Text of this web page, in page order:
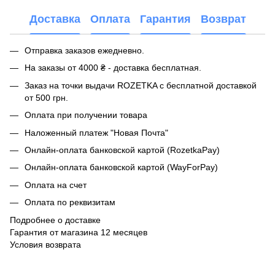
Доставка Оплата Гарантия Возврат
Отправка заказов ежедневно.
На заказы от 4000 ₴ - доставка бесплатная.
Заказ на точки выдачи ROZETKA с бесплатной доставкой
от 500 грн.
Оплата при получении товара
Наложенный платеж "Новая Почта"
Онлайн-оплата банковской картой (RozetkaPay)
Онлайн-оплата банковской картой (WayForPay)
Оплата на счет
Оплата по реквизитам
Подробнее о доставке
Гарантия от магазина 12 месяцев
Условия возврата